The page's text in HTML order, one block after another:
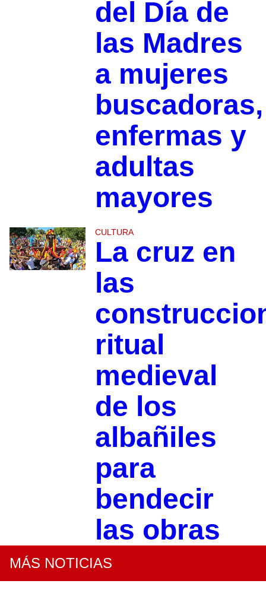
del Día de
las Madres
a mujeres
buscadoras,
enfermas y
adultas
mayores
CULTURA
La cruz en
las
ritual
medieval
de los
albañiles
para
bendecir
las obras
MÁS NOTICIAS